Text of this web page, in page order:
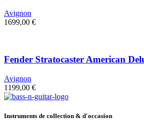
Avignon
1699,00 €
Fender Stratocaster American
Avignon
1199,00 €
Instruments de collection & d'occasion